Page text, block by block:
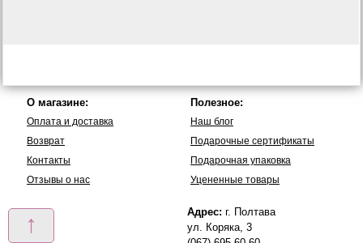
↑
О магазине:
Оплата и доставка
Возврат
Контакты
Отзывы о нас
Полезное:
Наш блог
Подарочные сертификаты
Подарочная упаковка
Уцененные товары
Адрес: г. Полтава
ул. Коряка, 3